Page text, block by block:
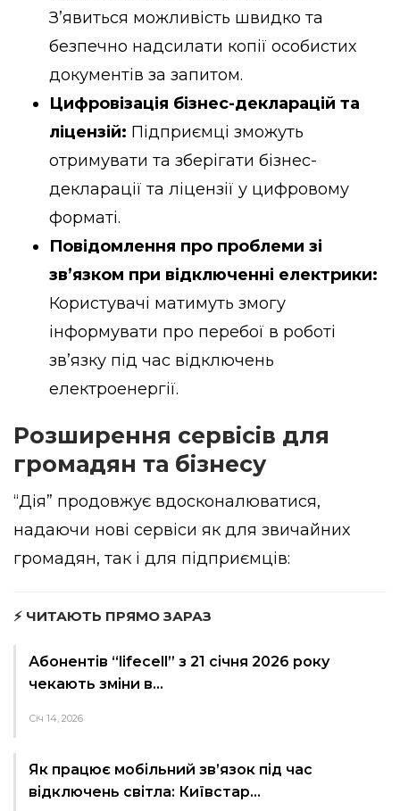
З’явиться можливість швидко та
безпечно надсилати копії особистих
документів за запитом.
Цифровізація бізнес-декларацій та
ліцензій: Підприємці зможуть
отримувати та зберігати бізнес-
декларації та ліцензії у цифровому
форматі.
Повідомлення про проблеми зі
зв’язком при відключенні електрики:
Користувачі матимуть змогу
інформувати про перебої в роботі
зв’язку під час відключень
електроенергії.
Розширення сервісів для
громадян та бізнесу
“Дія” продовжує вдосконалюватися,
надаючи нові сервіси як для звичайних
громадян, так і для підприємців:
⚡ ЧИТАЮТЬ ПРЯМО ЗАРАЗ
Абонентів “lifecell” з 21 січня 2026 року
чекають зміни в…
Січ 14, 2026
Як працює мобільний зв’язок під час
відключень світла: Київстар…